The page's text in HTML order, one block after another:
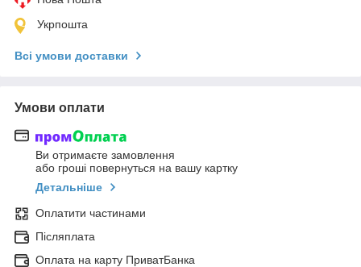
Укрпошта
Всі умови доставки
Умови оплати
Ви отримаєте замовлення
або гроші повернуться на вашу картку
Детальніше
Оплатити частинами
Післяплата
Оплата на карту ПриватБанка